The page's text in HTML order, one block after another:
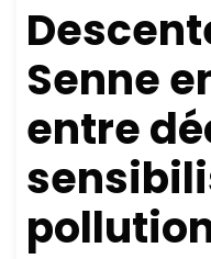
Senne
entre